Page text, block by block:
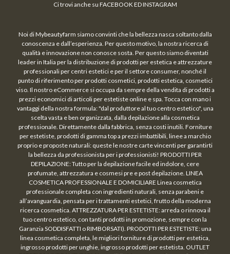
Ci trovi anche su FACEBOOK ED INSTAGRAM
Noi di Mybeautyfarm siamo convinti che la bellezza nasca soltanto dalla
conoscenza e dall’esperienza. Per questo motivo, la nostra ricerca di
qualità e innovazione non conosce sosta. Per questo siamo diventati
leader in Italia per la distribuzione di prodotti per estetica e attrezzature
professionali per centri estetici e per il settore consumer, nonché il
punto di riferimento per prodotti cosmetici, prodotti estetica, cosmetici
viso. Il nostro eCommerce si occupa da sempre della vendita di prodotti a
prezzi economici di articoli per estetiste online e spa. Tocca con mano i
vantaggi della nostra formula: "dal produttore al tuo centro estetico", una
scelta vasta e ben organizzata, dalla depilazione alla cosmetica
professionale. Direttamente dalla fabbrica, senza costi inutili. Forniture
per estetiste, prodotti di gamma top a prezzi imbattibili, linee a marchio
proprio e proposte naturali: queste le nostre carte vincenti per garantirti
la bellezza da professionista per i professionisti! PRODOTTI PER
DEPILAZIONE: Tutto per la depilazione facile ed indolore, cere
profumate, attrezzatura e cosmesi pre e post depilazione. LINEA
COSMETICA PROFESSIONALE E DOMICILIARE Linea cosmetica
professionale completa con ingredienti naturali, senza parabeni e
all’avanguardia, pensata per i trattamenti estetici, frutto della moderna
ricerca cosmetica. ATTREZZATURA PER ESTETISTE: arreda o rinnova il
tuo centro estetico, con tanti prodotti in promozione, sempre con la
Garanzia SODDISFATTI o RIMBORSATI). PRODOTTI PER ESTETISTE: una
linea cosmetica completa, le migliori forniture di prodotti per estetica,
ingrosso prodotti per unghie, ingrosso prodotti per estetista. OUTLET